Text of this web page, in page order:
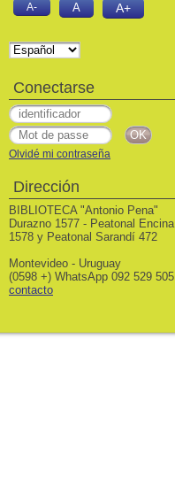
A- A A+
Conectarse
Olvidé mi contraseña
Dirección
BIBLIOTECA "Antonio Pena"
Durazno 1577 - Peatonal Encina
1578 y Peatonal Sarandí 472
Montevideo - Uruguay
(0598 +) WhatsApp 092 529 505
contacto